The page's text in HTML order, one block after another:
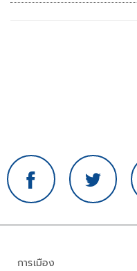
การเมือง